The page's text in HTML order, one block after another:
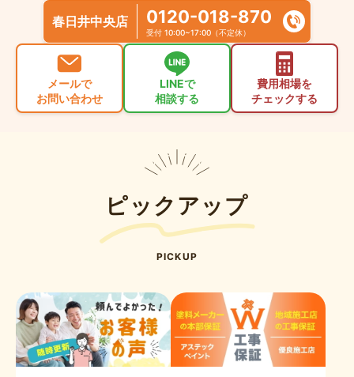
春日井中央店 0120-018-870
受付 10:00~17:00（不定休）
メールで
お問い合わせ
LINEで
相談する
費用相場を
チェックする
ピックアップ
PICKUP